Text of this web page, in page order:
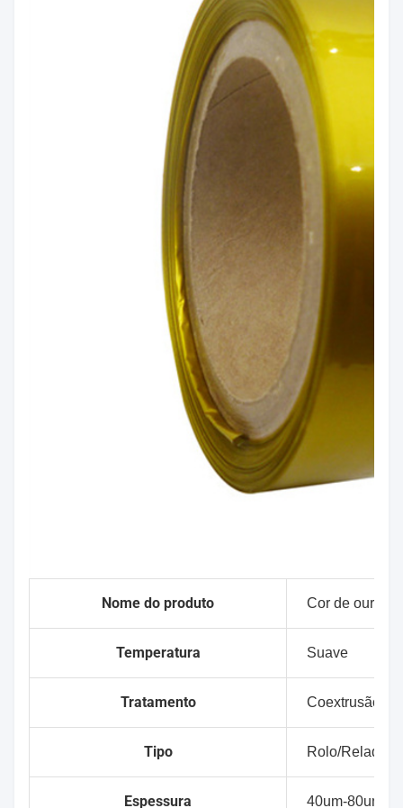
Nome do produto Cor de ouro 5
Temperatura Suave
Tratamento Coextrusão
Tipo Rolo/Relado
Espessura 40um-80um